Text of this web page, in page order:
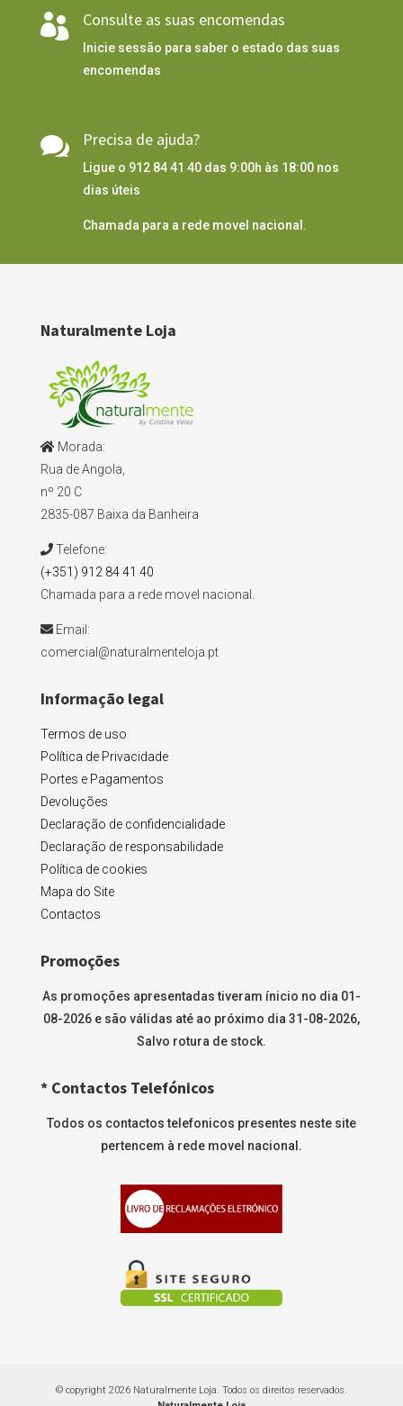
 Consulte as suas encomendas
Inicie sessão para saber o estado das suas
encomendas
 Precisa de ajuda?
Ligue o 912 84 41 40 das 9:00h às 18:00 nos
dias úteis
Chamada para a rede movel nacional.
Naturalmente Loja
Morada:
Rua de Angola,
nº 20 C
2835-087 Baixa da Banheira
Telefone:
(+351) 912 84 41 40
Chamada para a rede movel nacional.
Email:
comercial@naturalmenteloja.pt
Informação legal
Termos de uso
Política de Privacidade
Portes e Pagamentos
Devoluções
Declaração de confidencialidade
Declaração de responsabilidade
Política de cookies
Mapa do Site
Contactos
Promoções
As promoções apresentadas tiveram ínicio no dia 01-
08-2026 e são válidas até ao próximo dia 31-08-2026,
Salvo rotura de stock.
* Contactos Telefónicos
Todos os contactos telefonicos presentes neste site
pertencem à rede movel nacional.
© copyright 2026 Naturalmente Loja. Todos os direitos reservados.